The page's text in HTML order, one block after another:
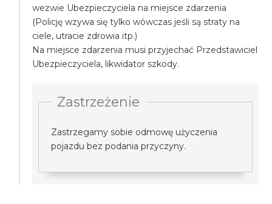
wezwie Ubezpieczyciela na miejsce zdarzenia
(Policję wzywa się tylko wówczas jeśli są straty na
ciele, utracie zdrowia itp.)
Na miejsce zdarzenia musi przyjechać Przedstawiciel
Ubezpieczyciela, likwidator szkody.
Zastrzeżenie
Zastrzegamy sobie odmowę użyczenia
pojazdu bez podania przyczyny.